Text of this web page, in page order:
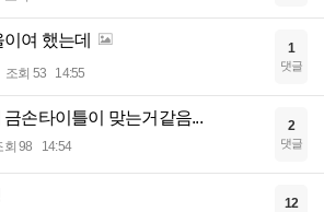
여 했는데
조회 53 14:55
1
댓글
손타이틀이 맞는거같음...
회 98 14:54
2
댓글
12